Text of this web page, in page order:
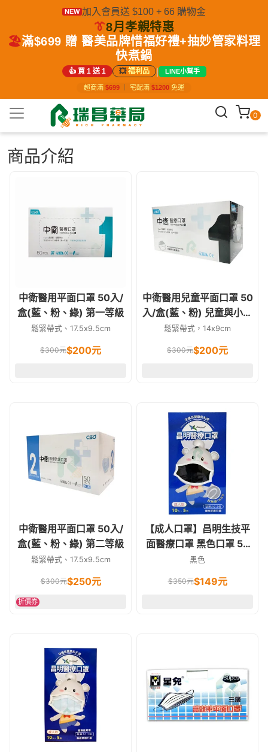
NEW 加入會員送 $100 + 66 購物金
👔8月孝親特惠
🏖️滿$699 贈 醫美品牌惜福好禮+抽妙管家料理
快煮鍋
👍 買 1 送 1 💥福利品 | LINE小幫手
超商滿 $699 宅配滿 $1200 免運
0
商品介紹
中衛醫用平面口罩 50入/
盒(藍、粉、綠) 第一等級
鬆緊帶式、17.5x9.5cm
$300元$200元
中衛醫用兒童平面口罩 50
入/盒(藍、粉) 兒童與小臉
專用
鬆緊帶式，14x9cm
$300元$200元
中衛醫用平面口罩 50入/
盒(藍、粉、綠) 第二等級
鬆緊帶式、17.5x9.5cm
$300元$250元
折價券
【成人口罩】昌明生技平
面醫療口罩 黑色口罩 50
入/盒
黑色
$350元$149元